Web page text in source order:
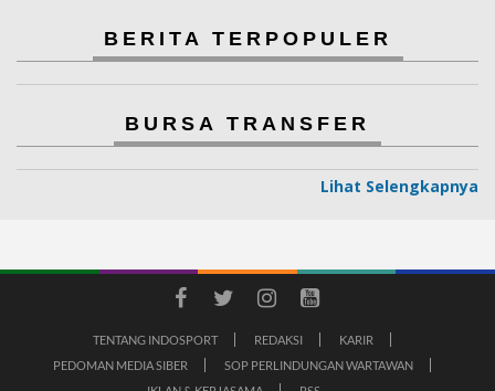
BERITA TERPOPULER
BURSA TRANSFER
Lihat Selengkapnya
TENTANG INDOSPORT REDAKSI
KARIR
PEDOMAN MEDIA SIBER
SOP PERLINDUNGAN WARTAWAN